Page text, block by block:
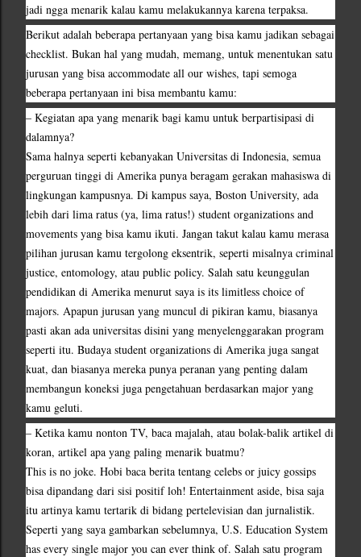
jadi ngga menarik kalau kamu melakukannya karena terpaksa.
Berikut adalah beberapa pertanyaan yang bisa kamu jadikan sebagai
checklist. Bukan hal yang mudah, memang, untuk menentukan satu
jurusan yang bisa accommodate all our wishes, tapi semoga
beberapa pertanyaan ini bisa membantu kamu:
– Kegiatan apa yang menarik bagi kamu untuk berpartisipasi di
dalamnya?
Sama halnya seperti kebanyakan Universitas di Indonesia, semua
perguruan tinggi di Amerika punya beragam gerakan mahasiswa di
lingkungan kampusnya. Di kampus saya, Boston University, ada
lebih dari lima ratus (ya, lima ratus!) student organizations and
movements yang bisa kamu ikuti. Jangan takut kalau kamu merasa
pilihan jurusan kamu tergolong eksentrik, seperti misalnya criminal
justice, entomology, atau public policy. Salah satu keunggulan
pendidikan di Amerika menurut saya is its limitless choice of
majors. Apapun jurusan yang muncul di pikiran kamu, biasanya
pasti akan ada universitas disini yang menyelenggarakan program
seperti itu. Budaya student organizations di Amerika juga sangat
kuat, dan biasanya mereka punya peranan yang penting dalam
membangun koneksi juga pengetahuan berdasarkan major yang
kamu geluti.
– Ketika kamu nonton TV, baca majalah, atau bolak-balik artikel di
koran, artikel apa yang paling menarik buatmu?
This is no joke. Hobi baca berita tentang celebs or juicy gossips
bisa dipandang dari sisi positif loh! Entertainment aside, bisa saja
itu artinya kamu tertarik di bidang pertelevisian dan jurnalistik.
Seperti yang saya gambarkan sebelumnya, U.S. Education System
has every single major you can ever think of. Salah satu program